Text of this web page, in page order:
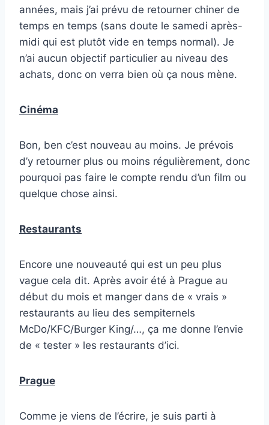
années, mais j’ai prévu de retourner chiner de
temps en temps (sans doute le samedi après-
midi qui est plutôt vide en temps normal). Je
n’ai aucun objectif particulier au niveau des
achats, donc on verra bien où ça nous mène.
Cinéma
Bon, ben c’est nouveau au moins. Je prévois
d’y retourner plus ou moins régulièrement, donc
pourquoi pas faire le compte rendu d’un film ou
quelque chose ainsi.
Restaurants
Encore une nouveauté qui est un peu plus
vague cela dit. Après avoir été à Prague au
début du mois et manger dans de « vrais »
restaurants au lieu des sempiternels
McDo/KFC/Burger King/…, ça me donne l’envie
de « tester » les restaurants d’ici.
Prague
Comme je viens de l’écrire, je suis parti à